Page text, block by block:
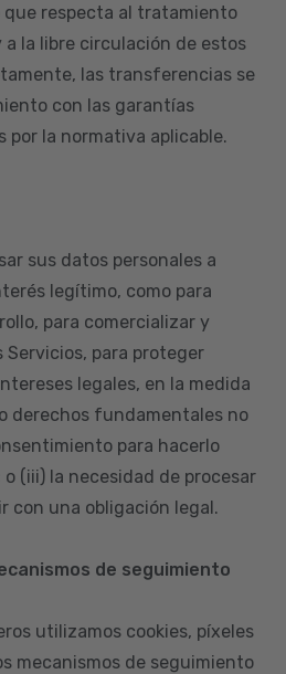
que respecta al tratamiento
a la libre circulación de estos
las transferencias se
con las garantías
por la normativa aplicable.
sus datos personales a
legítimo, como para
para comercializar y
para proteger
legales, en la medida
derechos fundamentales no
para hacerlo
(iii) la necesidad de procesar
con una obligación legal.
de seguimiento
utilizamos cookies, píxeles
mecanismos de seguimiento